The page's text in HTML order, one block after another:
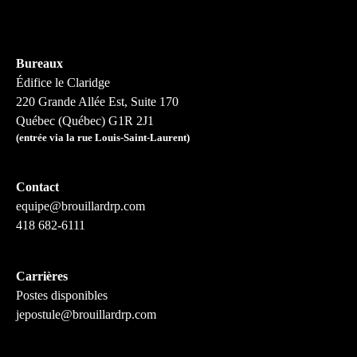
Bureaux
Édifice le Claridge
220 Grande Allée Est, Suite 170
Québec (Québec) G1R 2J1
(entrée via la rue Louis-Saint-Laurent)
Contact
equipe@brouillardrp.com
418 682-6111
Carrières
Postes disponibles
jepostule@brouillardrp.com